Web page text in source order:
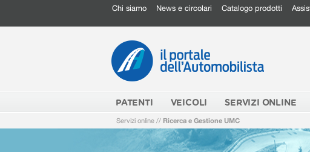
Chi siamo News e circolari Catalogo prodotti
PATENTI VEICOLI SERVIZI ONLINE
Servizi online // Ricerca e Gestione UMC